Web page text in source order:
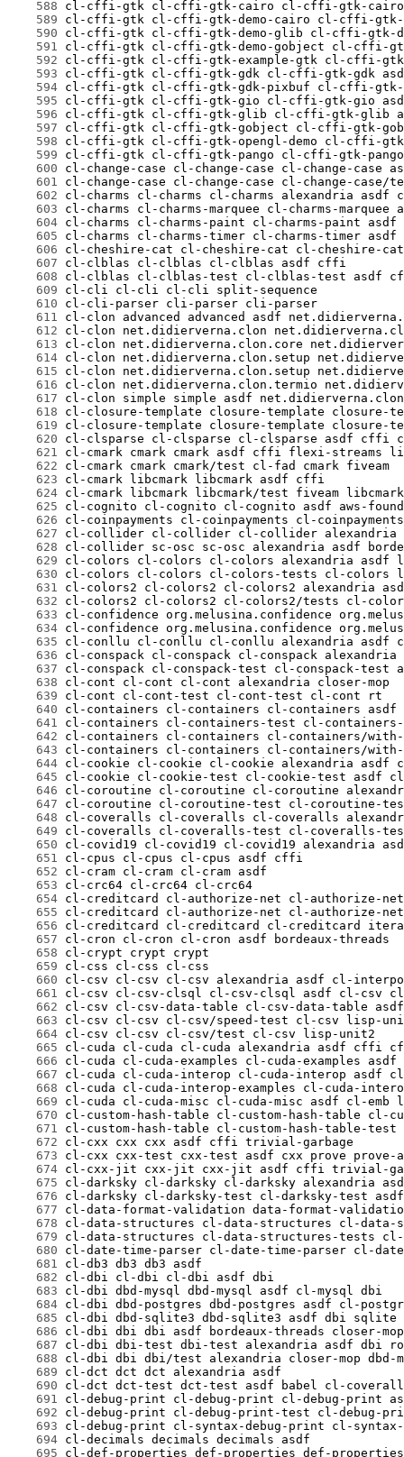
    588
    589
    590
    591
    592
    593
    594
    595
    596
    597
    598
    599
    600
    601
    602
    603
    604
    605
    606
    607
    608
    609
    610
    611
    612
    613
    614
    615
    616
    617
    618
    619
    620
    621
    622
    623
    624
    625
    626
    627
    628
    629
    630
    631
    632
    633
    634
    635
    636
    637
    638
    639
    640
    641
    642
    643
    644
    645
    646
    647
    648
    649
    650
    651
    652
    653
    654
    655
    656
    657
    658
    659
    660
    661
    662
    663
    664
    665
    666
    667
    668
    669
    670
    671
    672
    673
    674
    675
    676
    677
    678
    679
    680
    681
    682
    683
    684
    685
    686
    687
    688
    689
    690
    691
    692
    693
    694
    695